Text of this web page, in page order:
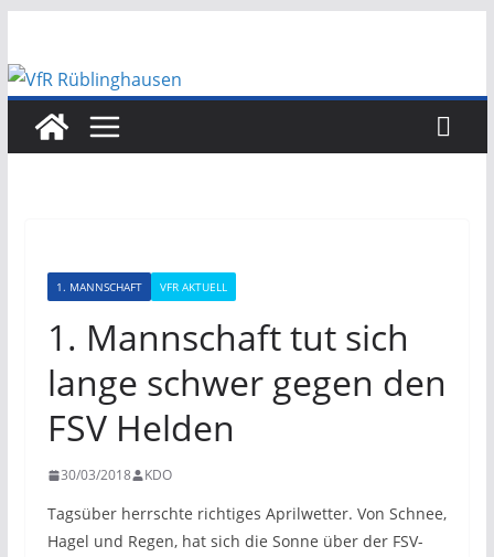
springen
1. MANNSCHAFT VFR AKTUELL
1. Mannschaft tut sich
lange schwer gegen den
FSV Helden
30/03/2018 KDO
Tagsüber herrschte richtiges Aprilwetter. Von Schnee,
Hagel und Regen, hat sich die Sonne über der FSV-